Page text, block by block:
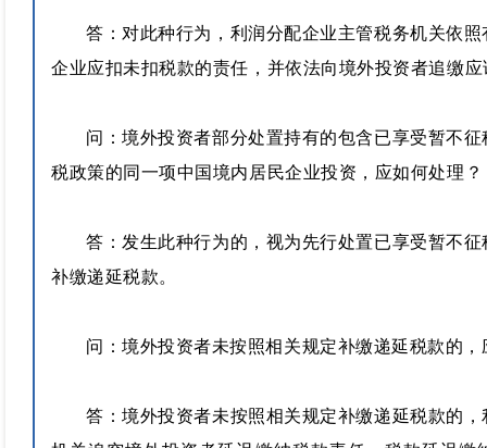
答：对此种行为，利润分配企业主管税务机关依
企业应扣未扣税款的责任，并依法向境外投资者追缴
问：境外投资者部分处置持有的包含已享受暂不
税政策的同一项中国境内居民企业投资，应如何处理？
答：发生此种行为的，视为先行处置已享受暂不
补缴递延税款。
问：境外投资者未按照相关规定补缴递延税款的
答：境外投资者未按照相关规定补缴递延税款的